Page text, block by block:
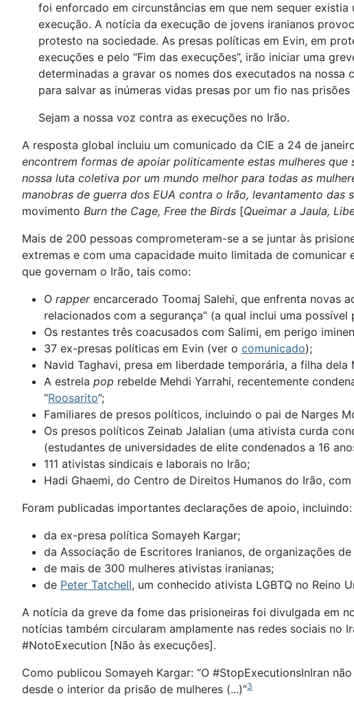
foi enforcado em circunstâncias em que nem sequer
execução. A notícia da execução de jovens iranianos
protesto na sociedade. As presas políticas em Evin, em
execuções e pelo “Fim das execuções”, irão iniciar uma
determinadas a gravar os nomes dos executados na
para salvar as inúmeras vidas presas por um fio nas
Sejam a nossa voz contra as execuções no Irão.
A resposta global incluiu um comunicado da CIE a 24 de
encontrem formas de apoiar politicamente estas mulheres
nossa luta coletiva por um mundo melhor para todas as
manobras de guerra dos EUA contra o Irão, levantamento das
movimento Burn the Cage, Free the Birds [Queimar a Jaula,
Mais de 200 pessoas comprometeram-se a se juntar às
extremas e com uma capacidade muito limitada de
que governam o Irão, tais como:
O rapperencarcerado Toomaj Salehi, que enfrenta novas
relacionados com a segurança” (a qual inclui uma possível
Os restantes três coacusados com Salimi, em perigo
37 ex-presas políticas em Evin (ver o comunicado);
Navid Taghavi, presa em liberdade temporária, a filha
A estrela pop rebelde Mehdi Yarrahi, recentemente
“Roosarito”;
Familiares de presos políticos, incluindo o pai de Narges
Os presos políticos Zeinab Jalalian (uma ativista curda
(estudantes de universidades de elite condenados a 16
111 ativistas sindicais e laborais no Irão;
Hadi Ghaemi, do Centro de Direitos Humanos do Irão,
Foram publicadas importantes declarações de apoio, incluindo:
da ex-presa política Somayeh Kargar;
da Associação de Escritores Iranianos, de organizações
de mais de 300 mulheres ativistas iranianas;
de Peter Tatchell, um conhecido ativista LGBTQ no Reino
A notícia da greve da fome das prisioneiras foi divulgada em
notícias também circularam amplamente nas redes sociais no
#NotoExecution [Não às execuções].
Como publicou Somayeh Kargar: “O #StopExecutionsInIran
desde o interior da prisão de mulheres (...)”3